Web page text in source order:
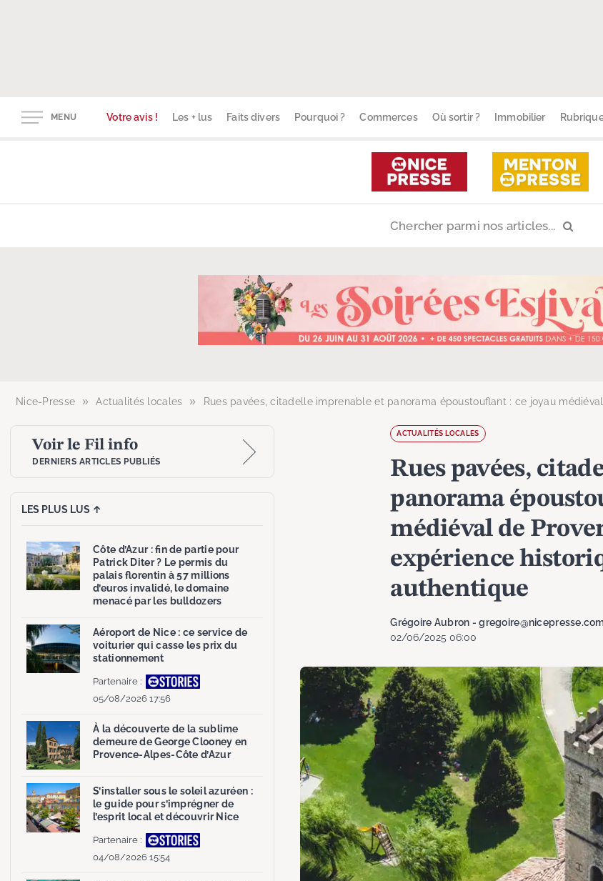
Votre avis ! Les + lus Faits divers Pourquoi ? Commerces Où sortir ? Immobilier
Nice-Presse » Actualités locales » Rues pavées, citadelle imprenable et panorama époustouflant : ce joyau
ACTUALITÉS LOCALES
Rues pavées,
panorama
médiéval de
expérience
authentique
Grégoire Aubron -
02/06/2025 06:00
Voir le Fil info
DERNIERS ARTICLES PUBLIÉS
LES PLUS LUS ↑
Côte d’Azur : fin de partie pour
Patrick Diter ? Le permis du
palais florentin à 57 millions
d’euros invalidé, le domaine
menacé par les bulldozers
Aéroport de Nice : ce service de
voiturier qui casse les prix du
stationnement
Partenaire :
05/08/2026 17:56
À la découverte de la sublime
demeure de George Clooney en
Provence-Alpes-Côte d’Azur
S’installer sous le soleil azuréen :
le guide pour s’imprégner de
l’esprit local et découvrir Nice
Partenaire :
04/08/2026 15:54